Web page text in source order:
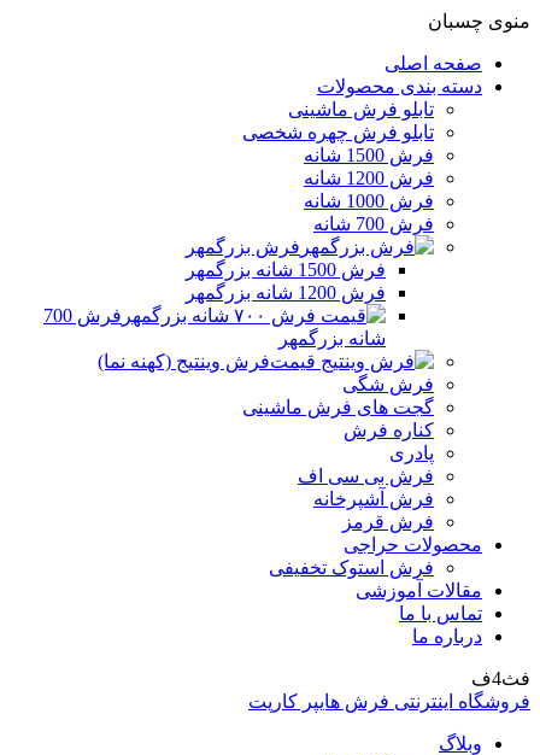
منوی چسبان
صفحه اصلی
دسته بندی محصولات
تابلو فرش ماشینی
تابلو فرش چهره شخصی
فرش 1500 شانه
فرش 1200 شانه
فرش 1000 شانه
فرش 700 شانه
فرش بزرگمهر
فرش 1500 شانه بزرگمهر
فرش 1200 شانه بزرگمهر
فرش 700
شانه بزرگمهر
فرش وینتیج (کهنه نما)
فرش شگی
گجت های فرش ماشینی
کناره فرش
پادری
فرش بی سی اف
فرش آشپرخانه
فرش قرمز
محصولات حراجی
فرش استوک تخفیفی
مقالات آموزشی
تماس با ما
درباره ما
فث4ف
فروشگاه اینترنتی فرش هایپر کارپت
وبلاگ